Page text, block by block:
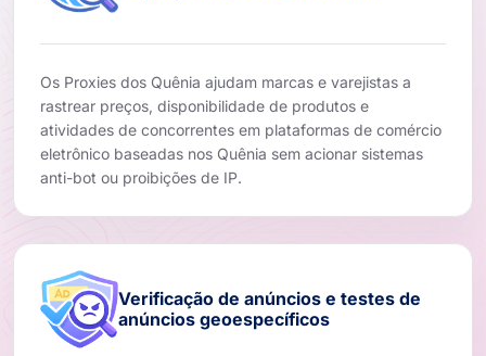
Os Proxies dos Quênia ajudam marcas e varejistas a
rastrear preços, disponibilidade de produtos e
atividades de concorrentes em plataformas de comércio
eletrônico baseadas nos Quênia sem acionar sistemas
anti-bot ou proibições de IP.
Verificação de anúncios e testes de
anúncios geoespecíficos